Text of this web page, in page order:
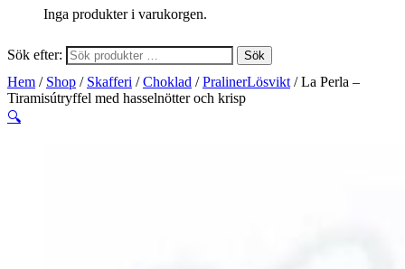
Inga produkter i varukorgen.
Sök efter: Sök
Hem / Shop / Skafferi /Choklad /PralinerLösvikt / La Perla –
Tiramisútryffel med hasselnötter och krisp
🔍